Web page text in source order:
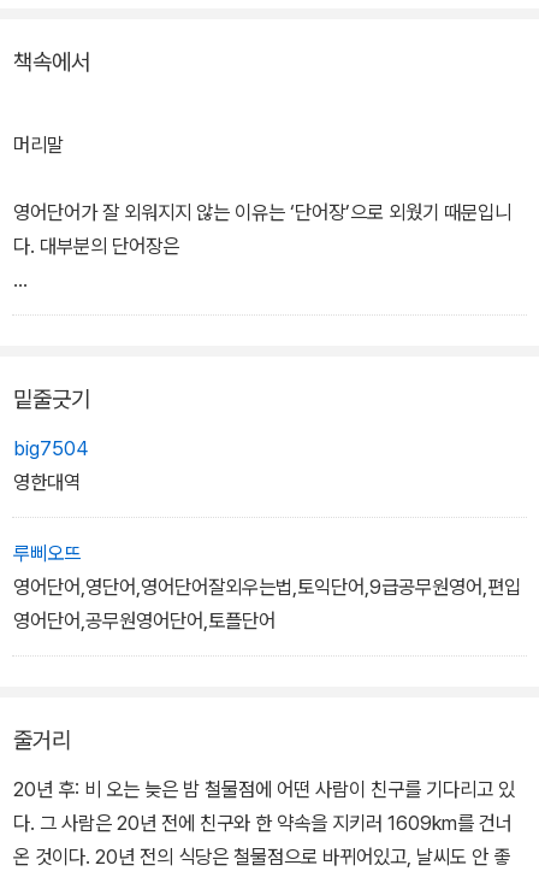
책속에서
머리말
영어단어가 잘 외워지지 않는 이유는 ‘단어장’으로 외웠기 때문입니
다. 대부분의 단어장은
‘어근, 연상, 동의어, 반의어, 예문, 빈도 등’ 마치 수학 공식처럼 모여
면 다른 생각이 들고 잘 외워지지도 않습니다. 그래서 스스로의 힘으
로 끝까지 단어장을 본
사람은 20명 중의 한 명 정도로 드뭅니다.
단어장을 한 번 본다고 단어가 외워지지는 않습니다. 적어도 5번에서
30번을 봐야 하는데, 웬
만큼 독한사람이 아니고는 불가능합니다. 대부분의 단어장은 독학용
사나 용법, 맥락에
따라 해석하는 방식과 뜻이 완전히 다른데, 단어만 외워서는 그 차이
까지 익힐 수가 없습니다
밑줄긋기
big7504
영한대역
루삐오뜨
영어단어,영단어,영어단어잘외우는법,토익단어,9급공무원영어,편입
영어단어,공무원영어단어,토플단어
줄거리
20년 후: 비 오는 늦은 밤 철물점에 어떤 사람이 친구를 기다리고 있
다. 그 사람은 20년 전에 친구와 한 약속을 지키러 1609km를 건너
온 것이다. 20년 전의 식당은 철물점으로 바뀌어있고, 날씨도 안 좋